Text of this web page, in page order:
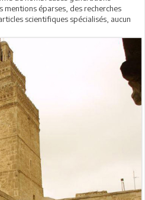
mentions éparses, des recherches
scientifiques spécialisés, aucun